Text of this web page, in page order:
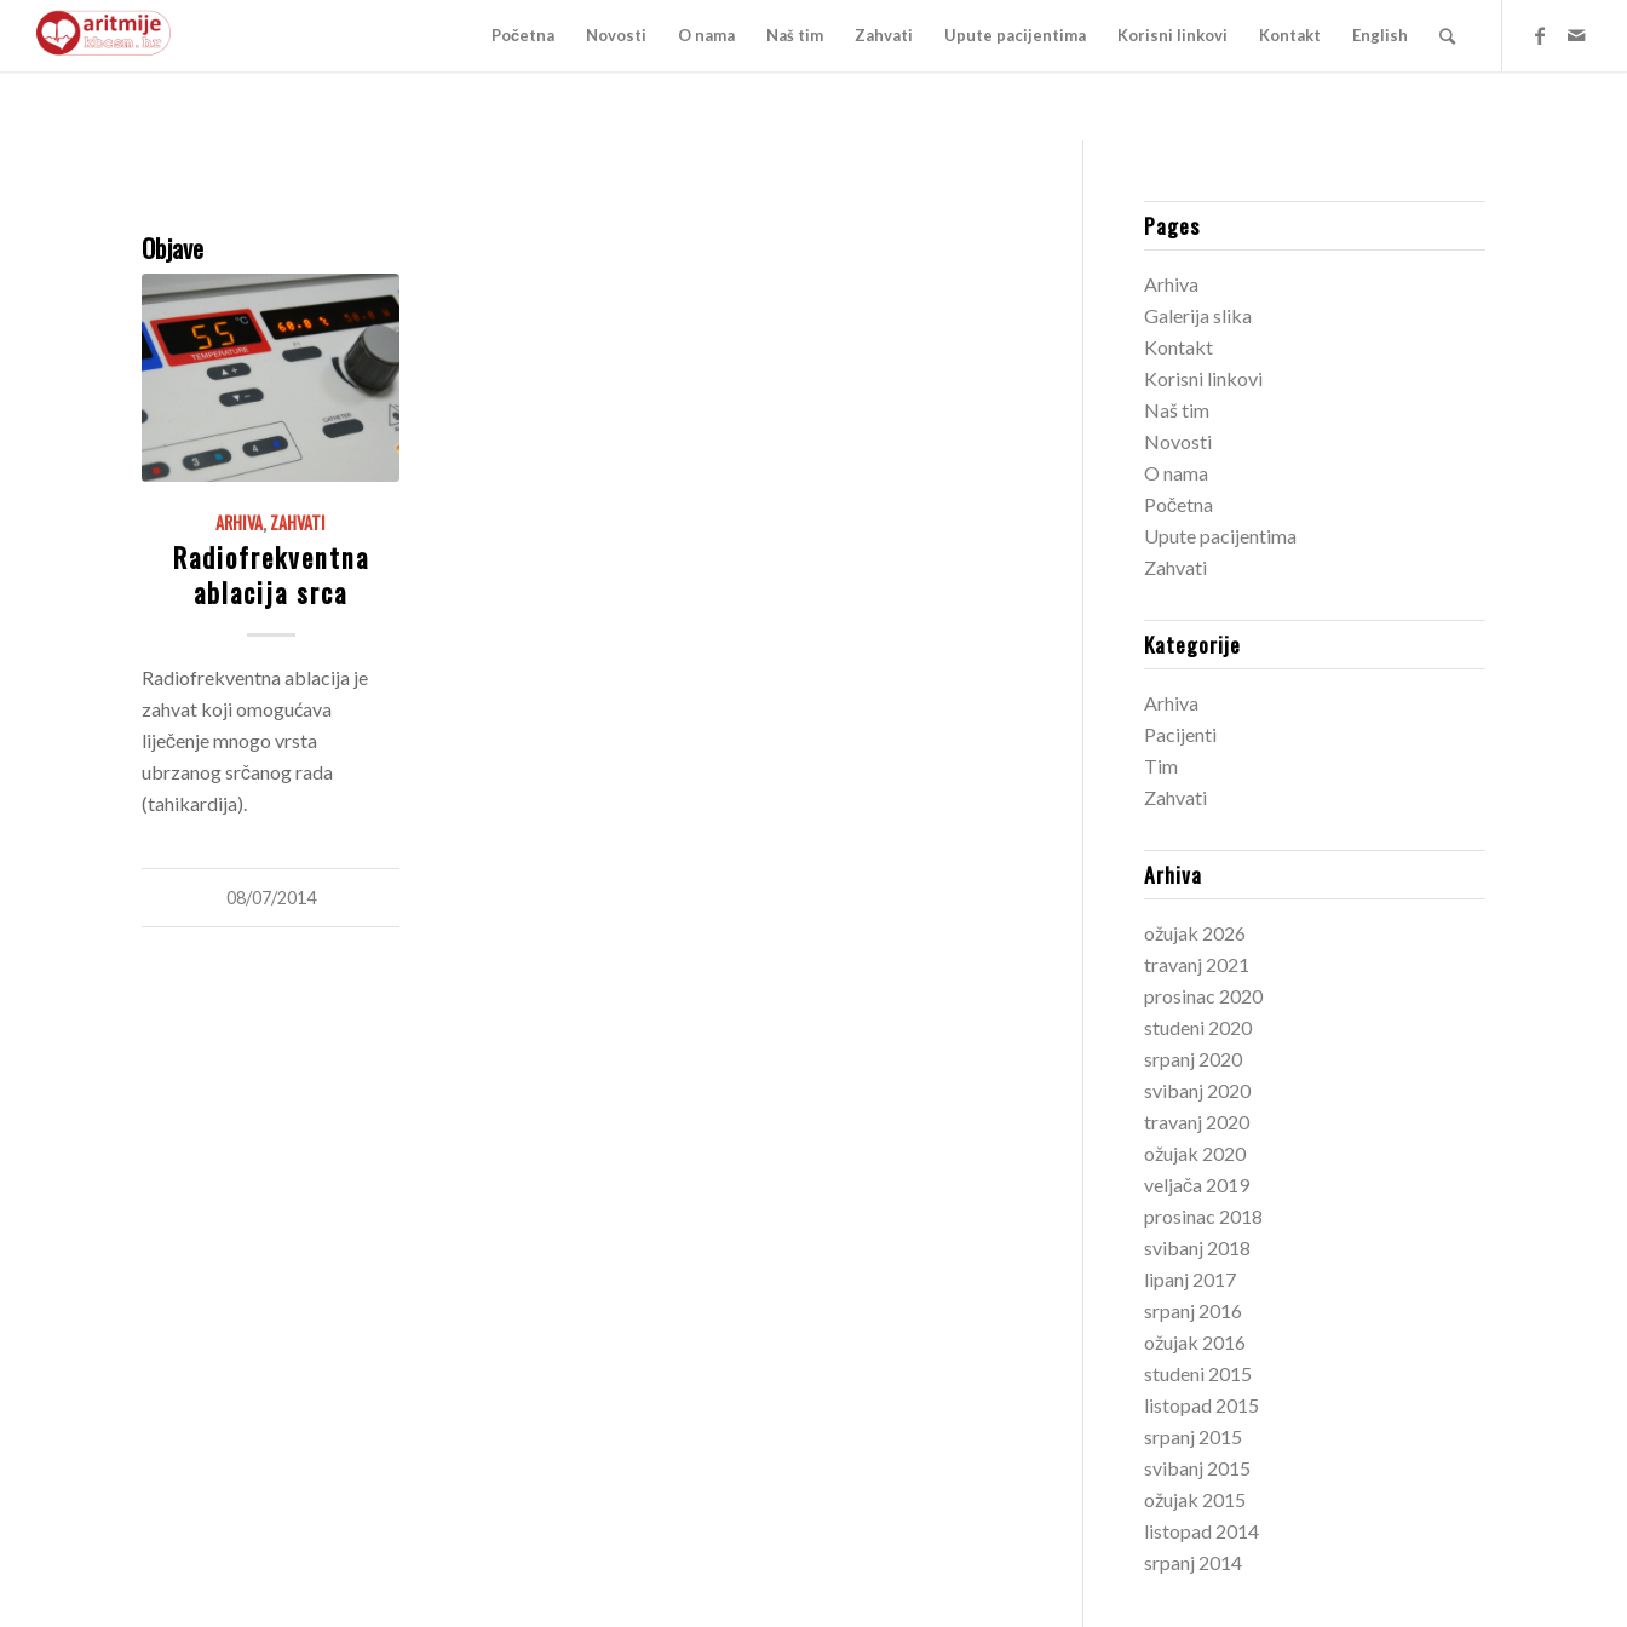
Početna Novosti O nama Naš tim Zahvati Upute pacijentima Korisni linkovi Kontakt English
Objave
ARHIVA,ZAHVATI
Radiofrekventna
ablacija srca
Radiofrekventna ablacija je
zahvat koji omogućava
liječenje mnogo vrsta
ubrzanog srčanog rada
(tahikardija).
08/07/2014
Pages
Arhiva
Galerija slika
Kontakt
Korisni linkovi
Naš tim
Novosti
O nama
Početna
Upute pacijentima
Zahvati
Kategorije
Arhiva
Pacijenti
Tim
Zahvati
Arhiva
ožujak 2026
travanj 2021
prosinac 2020
studeni 2020
srpanj 2020
svibanj 2020
travanj 2020
ožujak 2020
veljača 2019
prosinac 2018
svibanj 2018
lipanj 2017
srpanj 2016
ožujak 2016
studeni 2015
listopad 2015
srpanj 2015
svibanj 2015
ožujak 2015
listopad 2014
srpanj 2014